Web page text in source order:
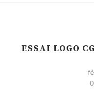
ESSAI LOGO